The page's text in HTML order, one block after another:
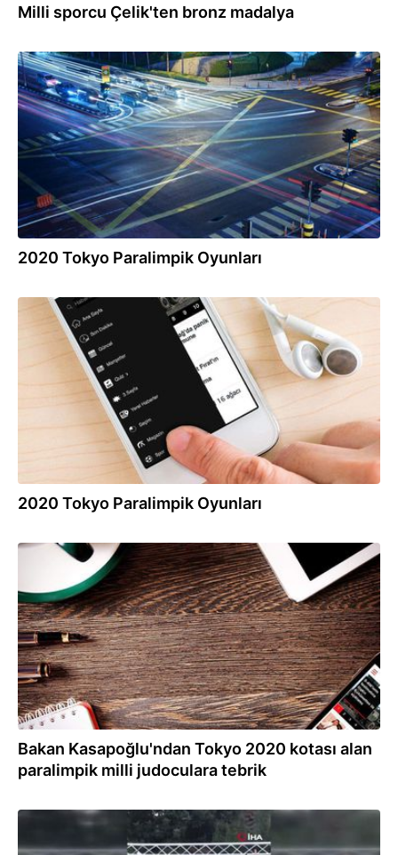
Milli sporcu Çelik'ten bronz madalya
28.08.2021
2020 Tokyo Paralimpik Oyunları
28.08.2021
2020 Tokyo Paralimpik Oyunları
08.07.2021
Bakan Kasapoğlu'ndan Tokyo 2020 kotası alan
paralimpik milli judoculara tebrik
22.06.2021